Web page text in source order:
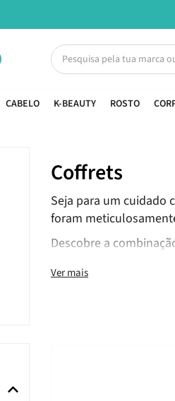
CABELO K-BEAUTY ROSTO
Coffrets
Seja para um cuidado
foram
Descobre a
Ver mais